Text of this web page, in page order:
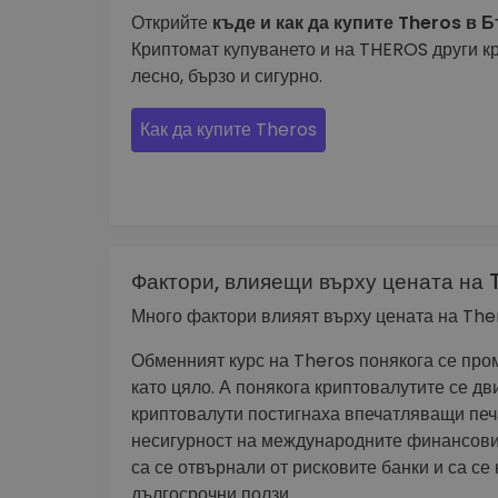
Открийте къде и как да купите Theros в
Криптомат купуването и на THEROS други
лесно, бързо и сигурно.
Как да купите Theros
Фактори, влияещи върху цената на
Много фактори влияят върху цената на
Обменният курс на Theros понякога се
като цяло. А понякога криптовалутите се
криптовалути постигнаха впечатляващи
несигурност на международните
са се отвърнали от рисковите банки и са